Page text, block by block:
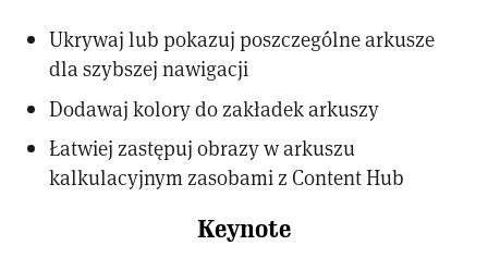
Ukrywaj lub pokazuj poszczególne arkusze
dla szybszej nawigacji
Dodawaj kolory do zakładek arkuszy
Łatwiej zastępuj obrazy w arkuszu
kalkulacyjnym zasobami z Content Hub
Keynote